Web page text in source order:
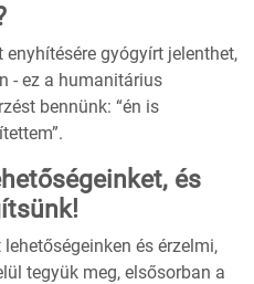
gyógyírt jelenthet,
- ez a humanitárius
bennünk: “én is
és
és érzelmi,
tegyük meg, elsősorban a